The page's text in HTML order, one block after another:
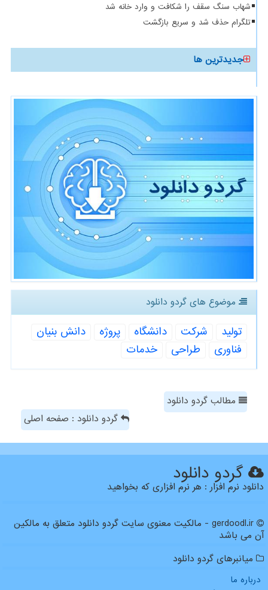
شهاب سنگ سقف را شکافت و وارد خانه شد
تلگرام حذف شد و سریع بازگشت
جدیدترین ها
موضوع های گردو دانلود
تولید شركت دانشگاه پروژه
دانش بنیان
فناوری
طراحی خدمات
مطالب گردو دانلود
گردو دانلود : صفحه اصلی
گردو دانلود
دانلود نرم افزار : هر نرم افزاری که بخواهید
gerdoodl.ir - مالکیت معنوی سایت گردو دانلود متعلق به مالکین
آن می باشد
میانبرهای گردو دانلود
درباره ما